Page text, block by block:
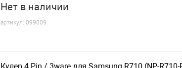
Нет в наличии
артикул: 099009